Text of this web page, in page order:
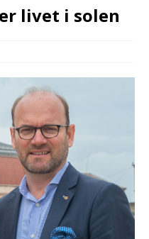
livet i solen